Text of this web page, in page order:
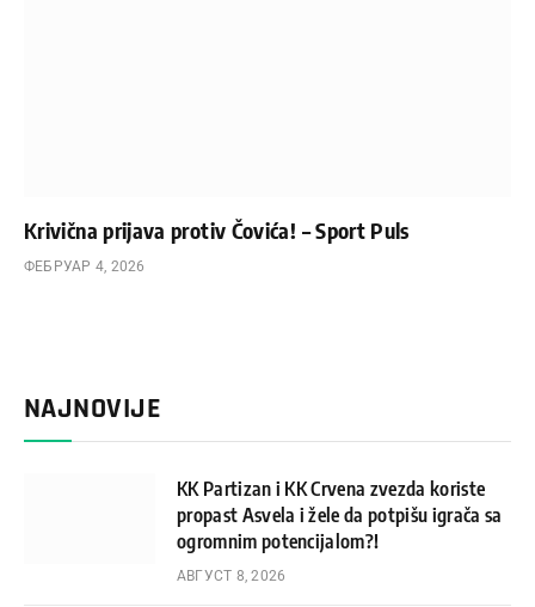
Krivična prijava protiv Čovića! – Sport Puls
ФЕБРУАР 4, 2026
NAJNOVIJE
KK Partizan i KK Crvena zvezda koriste
propast Asvela i žele da potpišu igrača sa
ogromnim potencijalom?!
АВГУСТ 8, 2026